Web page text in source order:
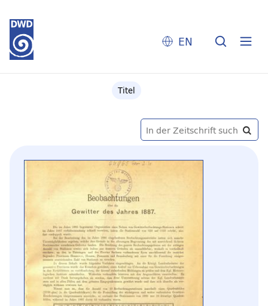
EN
Titel